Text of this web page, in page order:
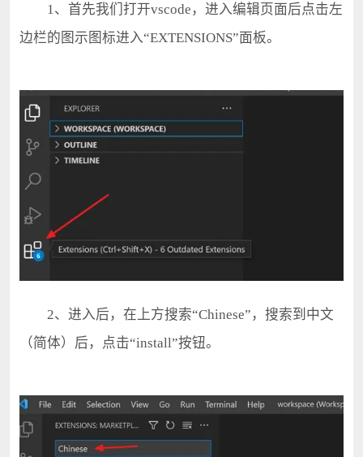
1、首先我们打开vscode，进入编辑页面后点击左
边栏的图示图标进入“EXTENSIONS”面板。
2、进入后，在上方搜索“Chinese”，搜索到中文
（简体）后，点击“install”按钮。